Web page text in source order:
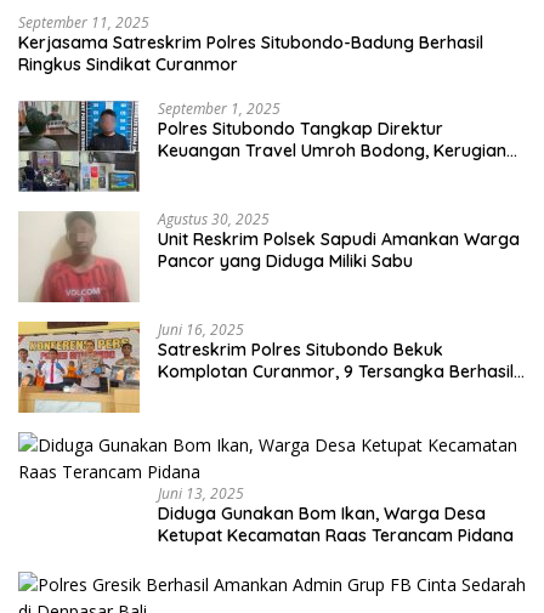
September 11, 2025
Kerjasama Satreskrim Polres Situbondo-Badung Berhasil
Ringkus Sindikat Curanmor
September 1, 2025
Polres Situbondo Tangkap Direktur
Keuangan Travel Umroh Bodong, Kerugian
Agustus 30, 2025
Unit Reskrim Polsek Sapudi Amankan Warga
Pancor yang Diduga Miliki Sabu
Juni 16, 2025
Satreskrim Polres Situbondo Bekuk
Komplotan Curanmor, 9 Tersangka Berhasil
Juni 13, 2025
Diduga Gunakan Bom Ikan, Warga Desa
Ketupat Kecamatan Raas Terancam Pidana